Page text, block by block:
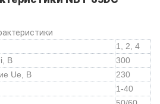
1, 2, 4
B
300
Ue, B
230
1-40